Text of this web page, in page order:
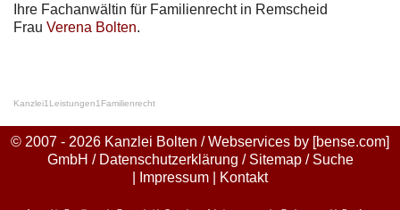
Ihre Fachanwältin für Familienrecht in Remscheid
Frau Verena Bolten.
Kanzlei1 Leistungen1 Familienrecht
© 2007 - 2026 Kanzlei Bolten / Webservices by [bense.com]
GmbH / Datenschutzerklärung / Sitemap/ Suche
Impressum Kontakt